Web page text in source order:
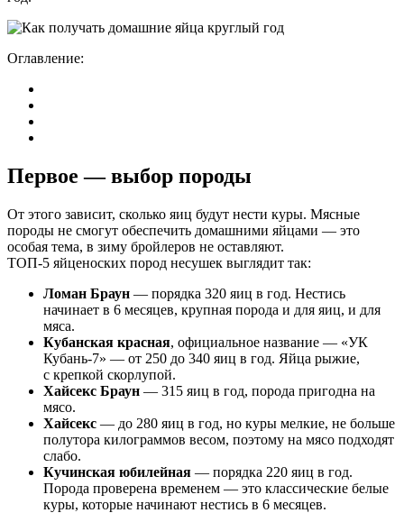
Оглавление:
Первое — выбор породы
От этого зависит, сколько яиц будут нести куры. Мясные
породы не смогут обеспечить домашними яйцами — это
особая тема, в зиму бройлеров не оставляют.
ТОП-5 яйценоских пород несушек выглядит так:
Ломан Браун — порядка 320 яиц в год. Нестись
начинает в 6 месяцев, крупная порода и для яиц, и для
мяса.
Кубанская красная, официальное название — «УК
Кубань-7» — от 250 до 340 яиц в год. Яйца рыжие,
с крепкой скорлупой.
Хайсекс Браун — 315 яиц в год, порода пригодна на
мясо.
Хайсекс — до 280 яиц в год, но куры мелкие, не больше
полутора килограммов весом, поэтому на мясо подходят
слабо.
Кучинская юбилейная — порядка 220 яиц в год.
Порода проверена временем — это классические белые
куры, которые начинают нестись в 6 месяцев.